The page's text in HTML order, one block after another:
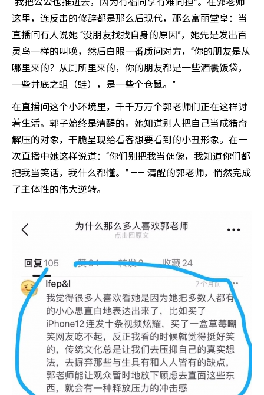
这里，连反击的修辞都是那么后现代，那么富丽堂皇：当
直播间有人说她 “没朋友找找自身的原因”，她先是发出百
灵鸟一样的叫唤，然后白眼一番质问对方，“你的朋友是从
哪里来的？从厕所里来的，你的朋友都是一些酒囊饭袋，
一些井底之蛆（蛙），是一些个仓鼠。”
在直播间这个小环境里，千千万万个郭老师们正在这样讨
着生活。郭子始终是清醒的。她知道别人把自己当成猎奇
解压的对象，干脆呈现给看客想要看到的小丑形象。在一
次直播中她这样说道：“你们别把我当偶像，我知道你们都
把我当笑话，我什么都懂。” —— 清醒的郭老师，悄然完成
了主体性的伟大逆转。